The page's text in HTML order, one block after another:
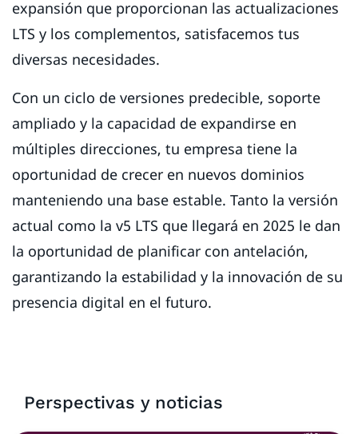
expansión que proporcionan las actualizaciones
LTS y los complementos, satisfacemos tus
diversas necesidades.
Con un ciclo de versiones predecible, soporte
ampliado y la capacidad de expandirse en
múltiples direcciones, tu empresa tiene la
oportunidad de crecer en nuevos dominios
manteniendo una base estable. Tanto la versión
actual como la v5 LTS que llegará en 2025 le dan
la oportunidad de planificar con antelación,
garantizando la estabilidad y la innovación de su
presencia digital en el futuro.
Perspectivas y noticias